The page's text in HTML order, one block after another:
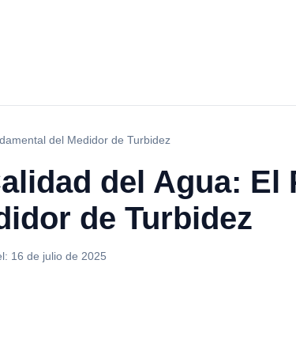
del Medidor de Turbidez
del Agua: El
de Turbidez
16 de julio de 2025